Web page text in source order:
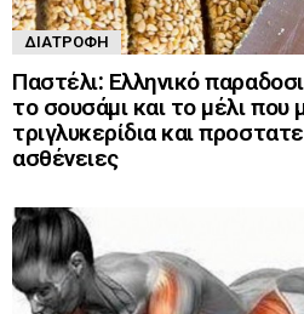
ΔΙΑΤΡΟΦΉ
Παστέλι: Ελληνικό
το σουσάμι και το μέλι που
τριγλυκερίδια και
ασθένειες